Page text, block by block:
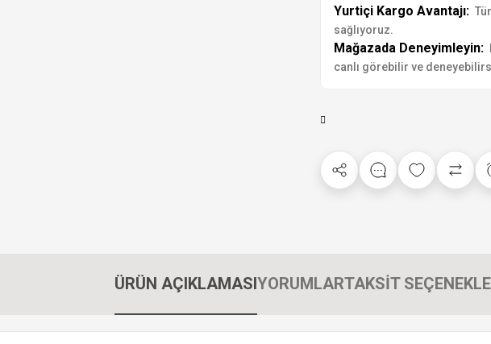
Yurtiçi Kargo Avantajı:
sağlıyoruz.
Mağazada Deneyimleyin:
canlı görebilir ve
ÜRÜN AÇIKLAMASIYORUMLARTAKSİT